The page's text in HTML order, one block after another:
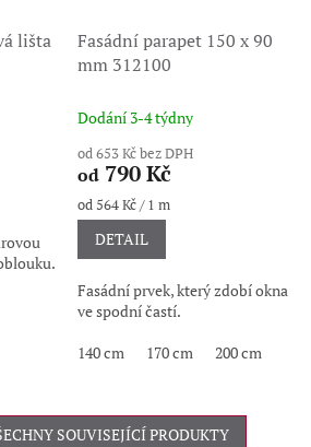
lišta
Fasádní parapet 150 x 90
mm 312100
Dodání 3-4 týdny
od 653 Kč bez DPH
od 790 Kč
Měrná
cena:
od 564 Kč / 1 m
DETAIL
Fasádní prvek, který zdobí okna
ve spodní častí.
140 cm
170 cm 200 cm
SOUVISEJÍCÍ PRODUKTY